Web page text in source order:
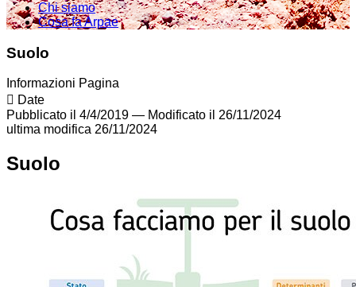
Chi siamo
Cosa fa Arpae
Suolo
Informazioni Pagina
Date
Pubblicato il 4/4/2019 — Modificato il 26/11/2024
ultima modifica 26/11/2024
Suolo